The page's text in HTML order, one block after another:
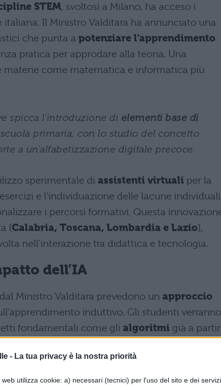
- La tua privacy è la nostra priorità
utilizza cookie: a) necessari (tecnici) per l'uso del sito e dei
STEM, svoltosi a Milano, ha acceso i
Il Ministro Valditara ha annunciato una
che punta a potenziare l’apprendimento
pratica per approdare alla teoria. Una
materie come matematica e informatica più
spicca l’introduzione di elementi base di
primaria, con lo studio del concetto
a un’alfabetizzazione digitale precoce.
sperimentale di assistenti virtuali per la
e l’individuazione delle lacune
i percorsi formativi. Questa
(Calabria, Toscana, Lombardia e Lazio),
nell’interazione tra didattica e tecnologia.
dell’IA
Ministro Valditara prevedono un approccio
induttivo. Gli studenti verranno
fondamentali come gli algoritmi già a
pratiche che collegano realtà quotidiana